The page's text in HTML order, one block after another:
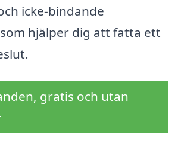
icke-bindande
hjälper dig att fatta ett
gratis och utan